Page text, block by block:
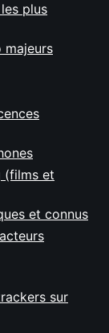
plus
majeurs
(films et
et connus
sur